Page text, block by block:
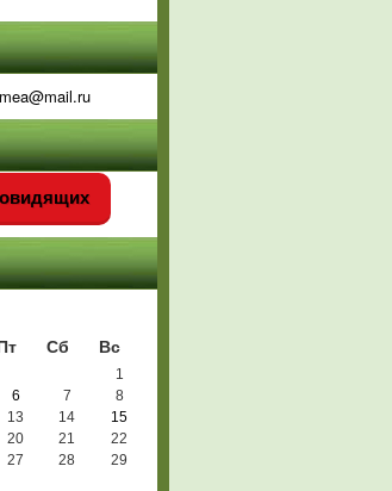
Сб Вс
1
6 7
8
13 14
15
20 21
22
27 28
29